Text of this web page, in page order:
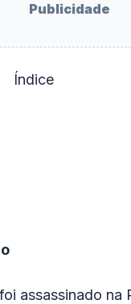
Publicidade
assassinado na